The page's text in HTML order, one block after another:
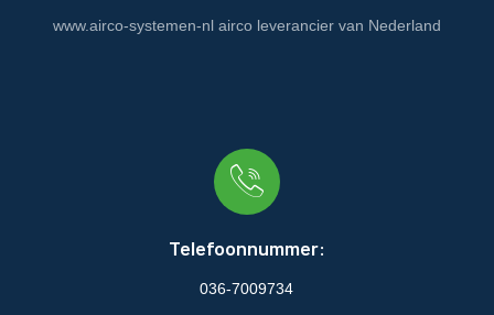
www.airco-systemen-nl airco leverancier van Nederland
Telefoonnummer:
036-7009734